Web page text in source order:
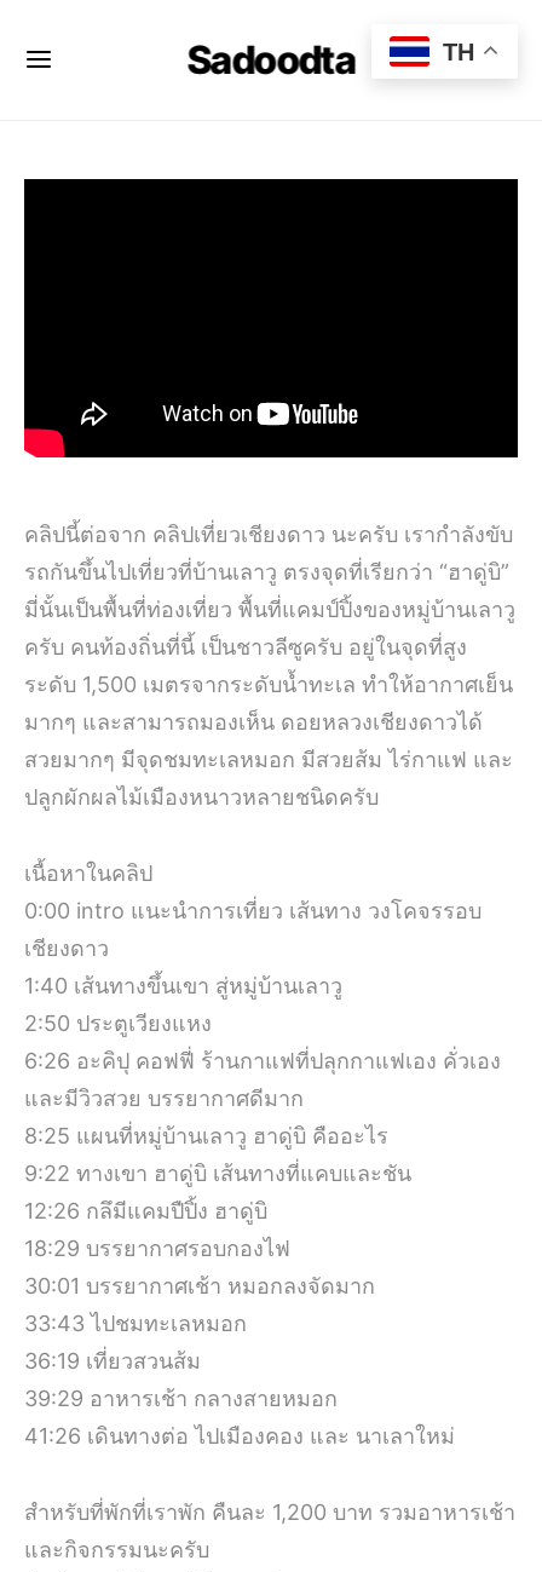
Sadoodta
คลิปนี้ต่อจาก คลิปเที่ยวเชียงดาว นะครับ เรากำลังขับ
รถกันขึ้นไปเที่ยวที่บ้านเลาวู ตรงจุดที่เรียกว่า “ฮาดู่บิ”
มี่นั้นเป็นพื้นที่ท่องเที่ยว พื้นที่แคมป์ปิ้งของหมู่บ้านเลาวู
ครับ คนท้องถิ่นที่นี้ เป็นชาวลีซูครับ อยู่ในจุดที่สูง
ระดับ 1,500 เมตรจากระดับน้ำทะเล ทำให้อากาศเย็น
มากๆ และสามารถมองเห็น ดอยหลวงเชียงดาวได้
สวยมากๆ มีจุดชมทะเลหมอก มีสวยส้ม ไร่กาแฟ และ
ปลูกผักผลไม้เมืองหนาวหลายชนิดครับ
เนื้อหาในคลิป
0:00 intro แนะนำการเที่ยว เส้นทาง วงโคจรรอบ
เชียงดาว
1:40 เส้นทางขึ้นเขา สู่หมู่บ้านเลาวู
2:50 ประตูเวียงแหง
6:26 อะคิปุ คอฟฟี่ ร้านกาแฟที่ปลุกกาแฟเอง คั่วเอง
และมีวิวสวย บรรยากาศดีมาก
8:25 แผนที่หมู่บ้านเลาวู ฮาดู่บิ คืออะไร
9:22 ทางเขา ฮาดู่บิ เส้นทางที่แคบและชัน
12:26 กลึมีแคมปืปิ้ง ฮาดู่บิ
18:29 บรรยากาศรอบกองไฟ
30:01 บรรยากาศเช้า หมอกลงจัดมาก
33:43 ไปชมทะเลหมอก
36:19 เที่ยวสวนส้ม
39:29 อาหารเช้า กลางสายหมอก
41:26 เดินทางต่อ ไปเมืองคอง และ นาเลาใหม่
สำหรับที่พักที่เราพัก คืนละ 1,200 บาท รวมอาหารเช้า
และกิจกรรมนะครับ
TH